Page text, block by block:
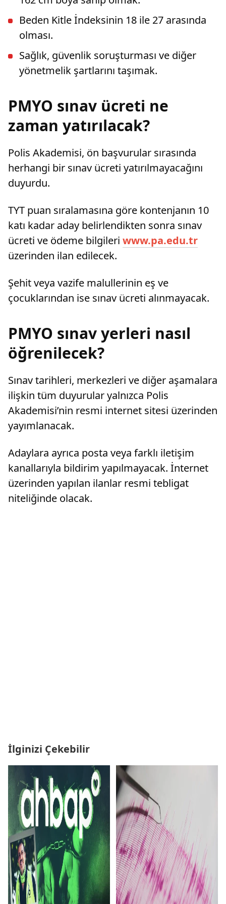
Beden Kitle İndeksinin 18 ile 27 arasında
olması.
Sağlık, güvenlik soruşturması ve diğer
yönetmelik şartlarını taşımak.
PMYO sınav ücreti ne
zaman yatırılacak?
Polis Akademisi, ön başvurular sırasında
herhangi bir sınav ücreti yatırılmayacağını
duyurdu.
TYT puan sıralamasına göre kontenjanın 10
katı kadar aday belirlendikten sonra sınav
ücreti ve ödeme bilgileri www.pa.edu.tr
üzerinden ilan edilecek.
Şehit veya vazife malullerinin eş ve
çocuklarından ise sınav ücreti alınmayacak.
PMYO sınav yerleri nasıl
öğrenilecek?
Sınav tarihleri, merkezleri ve diğer aşamalara
ilişkin tüm duyurular yalnızca Polis
Akademisi’nin resmi internet sitesi üzerinden
yayımlanacak.
Adaylara ayrıca posta veya farklı iletişim
kanallarıyla bildirim yapılmayacak. İnternet
üzerinden yapılan ilanlar resmi tebligat
niteliğinde olacak.
İlginizi Çekebilir